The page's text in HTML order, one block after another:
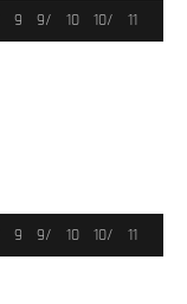
9 9/ 10 10/ 11
9 9/ 10 10/ 11